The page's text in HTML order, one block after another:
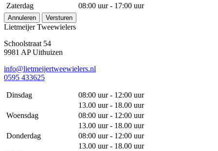
Zaterdag
08:00 uur - 17:00 uur
Annuleren Versturen
Lietmeijer Tweewielers
Schoolstraat 54
9981 AP Uithuizen
info@lietmeijertweewielers.nl
0595 433625
Dinsdag
08:00 uur - 12:00 uur
13.00 uur - 18.00 uur
Woensdag
08:00 uur - 12:00 uur
13.00 uur - 18.00 uur
Donderdag
08:00 uur - 12:00 uur
13.00 uur - 18.00 uur